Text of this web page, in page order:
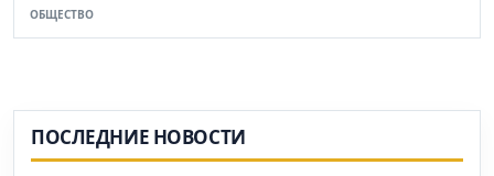
ОБЩЕСТВО
ПОСЛЕДНИЕ НОВОСТИ